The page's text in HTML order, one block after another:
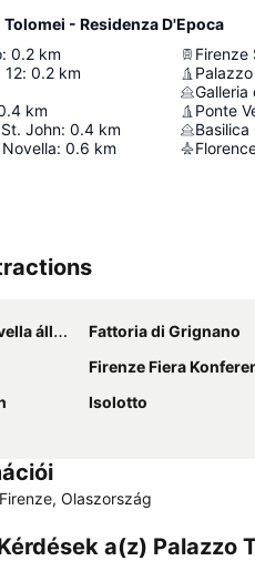
- Residenza D'Epoca
: 0.2 km
12: 0.2 km
km
John: 0.4 km
: 0.6 km
Firenze
Ponte
Basilica
Fattoria di Grignano
Firenze Fiera
Isolotto
Olaszország
a(z) Palazzo